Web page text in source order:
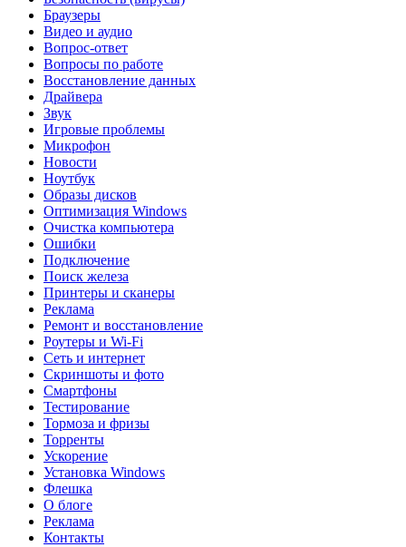
Браузеры
Видео и аудио
Вопрос-ответ
Вопросы по работе
Восстановление данных
Драйвера
Звук
Игровые проблемы
Микрофон
Новости
Ноутбук
Образы дисков
Оптимизация Windows
Очистка компьютера
Ошибки
Подключение
Поиск железа
Принтеры и сканеры
Реклама
Ремонт и восстановление
Роутеры и Wi-Fi
Сеть и интернет
Скриншоты и фото
Смартфоны
Тестирование
Тормоза и фризы
Торренты
Ускорение
Установка Windows
Флешка
О блоге
Реклама
Контакты